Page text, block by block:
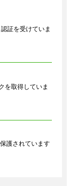
証を受けていま
を取得していま
護されています